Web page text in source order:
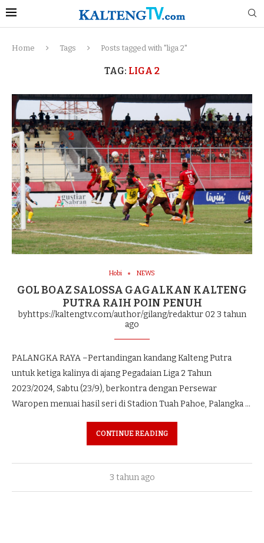
Home Tags Posts tagged with "liga 2"
TAG: LIGA 2
Hobi NEWS
GOL BOAZ SALOSSA GAGALKAN KALTENG
PUTRA RAIH POIN PENUH
byhttps://kaltengtv.com/author/gilang/redaktur 02 3 tahun
ago
PALANGKA RAYA –Pertandingan kandang Kalteng Putra
untuk ketiga kalinya di ajang Pegadaian Liga 2 Tahun
2023/2024, Sabtu (23/9), berkontra dengan Persewar
Waropen menuai hasil seri di Stadion Tuah Pahoe, Palangka …
CONTINUE READING
3 tahun ago